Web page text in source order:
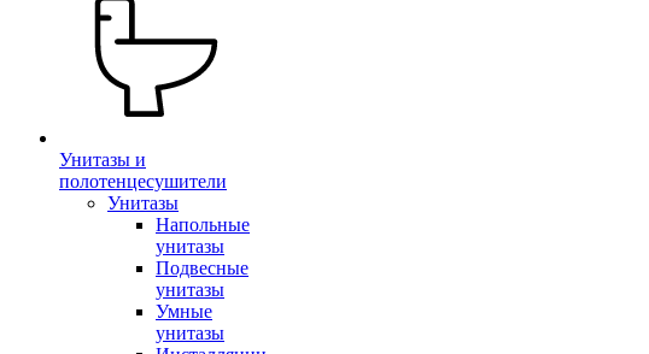
Унитазы и
полотенцесушители
Унитазы
Напольные
унитазы
Подвесные
унитазы
Умные
унитазы